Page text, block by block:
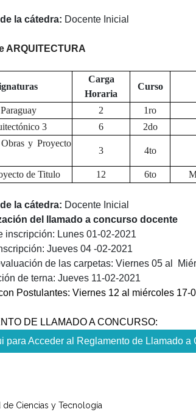
la cátedra: Docente Inicial
ARQUITECTURA
Carga
Horaria
Curso
2 1ro
3
6 2do
y Proyecto
3 4to
de Titulo 12 6to
la cátedra: Docente Inicial
del llamado a concurso docente
inscripción: Lunes 01-02-2021
Jueves 04 -02-2021
de las carpetas: Viernes 05 al
de terna: Jueves 11-02-2021
Postulantes: Viernes 12 al miércoles
DE LLAMADO A CONCURSO:
para Acceder al Reglamento de Llamado a
de Ciencias y Tecnología